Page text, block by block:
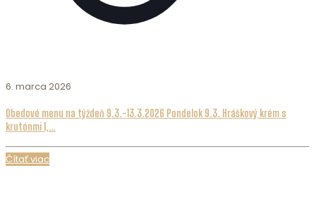
6. marca 2026
Obedové menu na týždeň 9.3.-13.3.2026 Pondelok 9.3. Hráškový krém s
krutónmi 1,…
Čítať viac